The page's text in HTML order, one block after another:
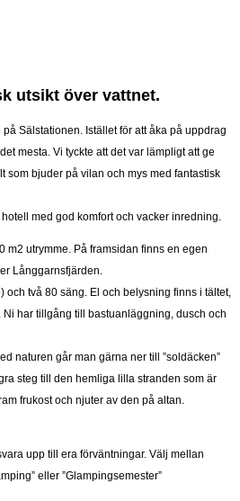
utsikt över vattnet.
Sälstationen. Istället för att åka på uppdrag
mesta. Vi tyckte att det var lämpligt att ge
som bjuder på vilan och mys med fantastisk
med god komfort och vacker inredning.
m2 utrymme. På framsidan finns en egen
Långgarnsfjärden.
och två 80 säng. El och belysning finns i tältet,
Ni har tillgång till bastuanläggning, dusch och
naturen går man gärna ner till ”soldäcken”
steg till den hemliga lilla stranden som är
frukost och njuter av den på altan.
upp till era förväntningar. Välj mellan
eller ”Glampingsemester”